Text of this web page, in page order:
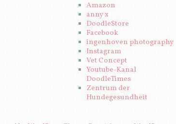
Amazon
anny x
DoodleStore
Facebook
ingenhoven photography
Instagram
Vet Concept
Youtube-Kanal
DoodleTimes
Zentrum der
Hundegesundheit